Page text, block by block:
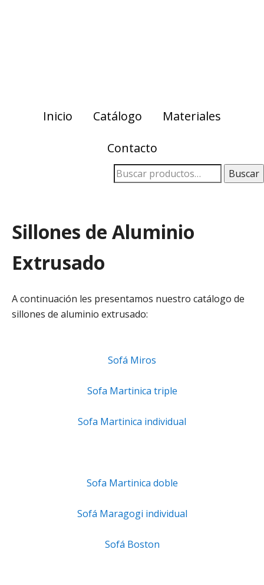
Inicio Catálogo
Materiales
Contacto
Buscar
Sillones de Aluminio
Extrusado
A continuación les presentamos nuestro catálogo de
sillones de aluminio extrusado:
Sofá Miros
Sofa Martinica triple
Sofa Martinica individual
Sofa Martinica doble
Sofá Maragogi individual
Sofá Boston